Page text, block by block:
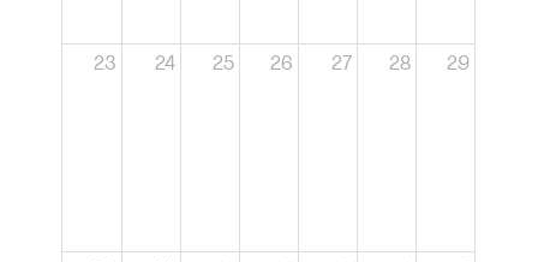
23 24 25 26 27 28 29